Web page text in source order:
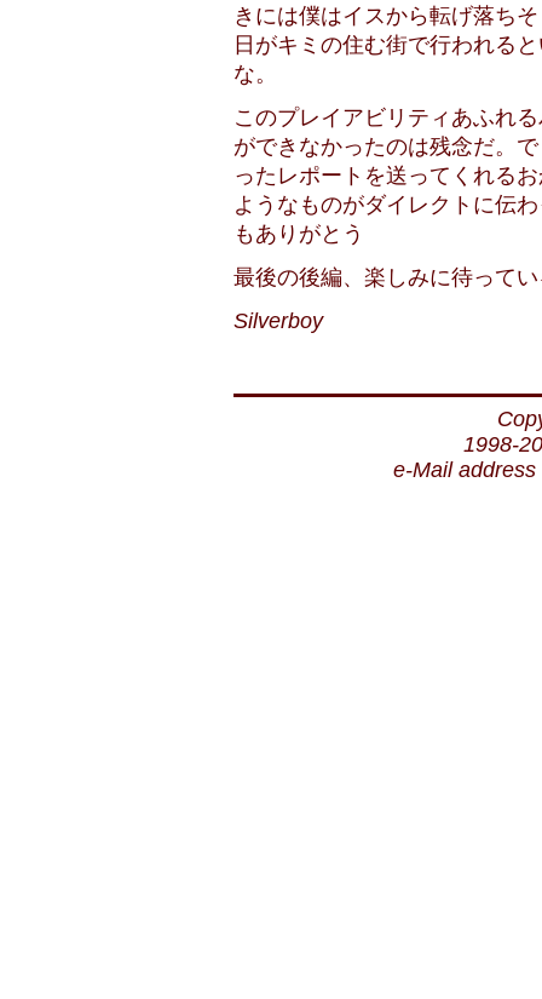
きには僕はイスから転げ落ち
日がキミの住む街で行われる
な。
このプレイアビリティあふれ
ができなかったのは残念だ。
ったレポートを送ってくれる
ようなものがダイレクトに伝
もありがとう
最後の後編、楽しみに待って
Silverboy
1998-
e-Mail